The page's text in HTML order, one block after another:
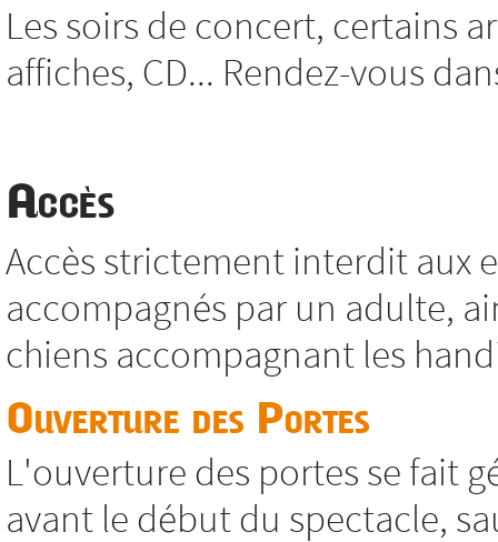
Les soirs de concert, certains
affiches, CD... Rendez-vous
Accès
Accès strictement interdit aux
accompagnés par un adulte,
chiens accompagnant les
Ouverture des Portes
L'ouverture des portes se fait
avant le début du spectacle,